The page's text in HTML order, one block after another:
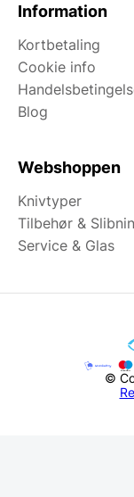
Information
Kortbetaling
Cookie info
Blog
Webshoppen
Knivtyper
Tilbehør &
Service & Glas
©